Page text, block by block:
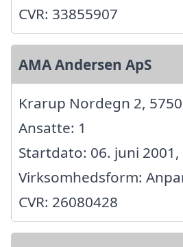
CVR: 33855907
AMA Andersen ApS
Krarup Nordegn 2,
Ansatte: 1
Startdato: 06. juni 2001,
Virksomhedsform:
CVR: 26080428